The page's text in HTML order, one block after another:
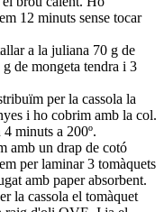
12 minuts sense tocar
a la juliana 70 g de
de mongeta tendra i 3
per la cassola la
i ho cobrim amb la col.
minuts a 200º.
amb un drap de cotó
per laminar 3 tomàquets
amb paper absorbent.
la cassola el tomàquet